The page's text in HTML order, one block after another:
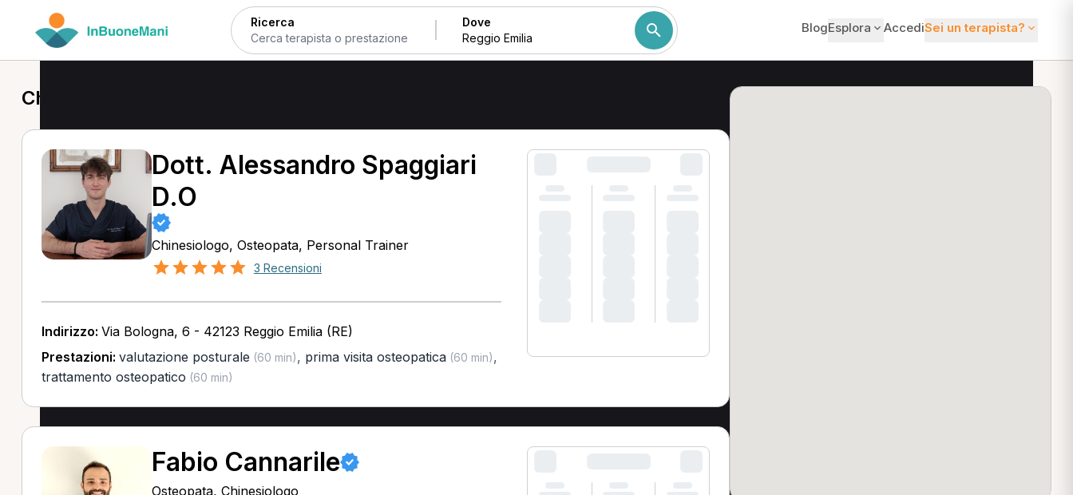
Ricerca Dove BlogEsplora AccediSei un terapista?
Chinesiologo a Reggio Emilia
Dott. Alessandro Spaggiari
D.O
Chinesiologo, Osteopata, Personal Trainer
3 Recensioni
Indirizzo: Via Bologna, 6 - 42123 Reggio Emilia (RE)
Prestazioni: valutazione posturale (60 min), prima visita osteopatica(60 min),
trattamento osteopatico (60 min)
Fabio Cannarile
Osteopata, Chinesiologo